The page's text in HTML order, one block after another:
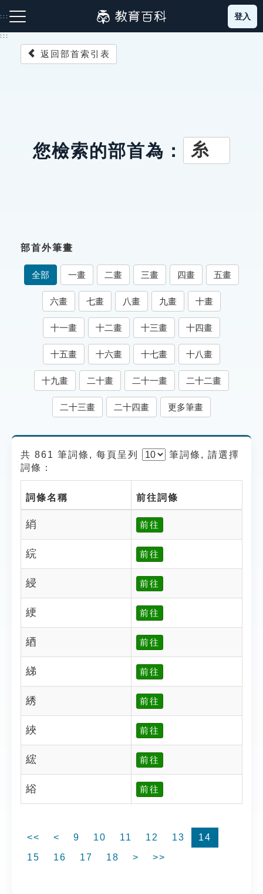
到
主
:::
成語故事
索引選單
知識索引
單字索引
生命大百科索引
遊戲專區
貓頭鷹博士
登入
:::
返回部首索引表
您檢索的部首為： 糸
部首外筆畫
全部 一畫 二畫 三畫 四畫 五畫
六畫 七畫 八畫 九畫 十畫
十一畫 十二畫 十三畫 十四畫
十五畫 十六畫 十七畫 十八畫
十九畫 二十畫 二十一畫 二十二畫
二十三畫 二十四畫 更多筆畫
共 861 筆詞條, 每頁呈列 筆詞條, 請選擇
詞條：
詞條名稱 前往詞條
綃 前往
綄 前往
綅 前往
綆 前往
綇 前往
綈 前往
綉 前往
綊 前往
綋 前往
綌 前往
<< < 9 10 11 12 13
14
15
16 17 18 > >>